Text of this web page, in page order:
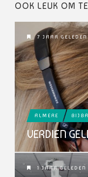
OOK LEUK OM
7 JAAR GELEDEN
ALMERE
VERDIEN
1 JAAR GELEDEN